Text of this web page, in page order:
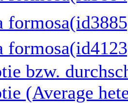
bzw.
(Average